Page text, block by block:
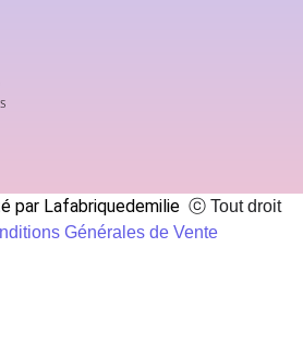
par Lafabriquedemilie ⓒ Tout droit
Générales de Vente